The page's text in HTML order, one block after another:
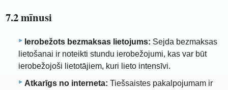
7.2 mīnusi
Ierobežots bezmaksas lietojums: Sejda bezmaksas
lietošanai ir noteikti stundu ierobežojumi, kas var būt
ierobežojoši lietotājiem, kuri lieto intensīvi.
Atkarīgs no interneta: Tiešsaistes pakalpojumam ir